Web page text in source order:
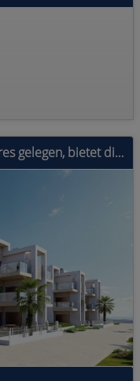
In der charmanten Stadt Los Alcázares gelegen, bietet diese exklusive Wohnanlage eine Auswahl von 32 Wohneinheiten, darunter Apartments, Erdgeschosse